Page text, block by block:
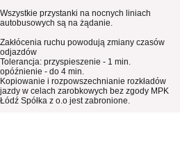
Wszystkie przystanki na nocnych liniach
autobusowych są na żądanie.
Zakłócenia ruchu powodują zmiany czasów
odjazdów
Tolerancja: przyspieszenie - 1 min.
opóźnienie - do 4 min.
Kopiowanie i rozpowszechnianie rozkładów
jazdy w celach zarobkowych bez zgody MPK
Łódź Spółka z o.o jest zabronione.